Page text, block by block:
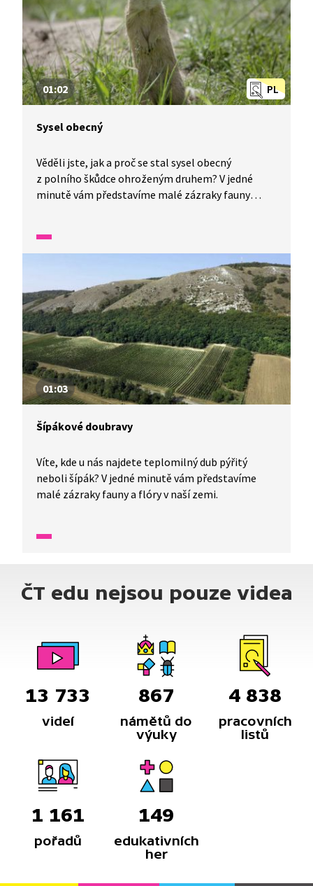
PL
01:02
Sysel obecný
Věděli jste, jak a proč se stal sysel obecný
z polního škůdce ohroženým druhem? V jedné
minutě vám představíme malé zázraky fauny
01:03
Šípákové doubravy
Víte, kde u nás najdete teplomilný dub pýřitý
neboli šípák? V jedné minutě vám představíme
malé zázraky fauny a flóry v naší zemi.
ČT edu nejsou pouze videa
13 733
videí
867
námětů do
výuky
4 838
pracovních
listů
1 161
pořadů
149
edukativních
her